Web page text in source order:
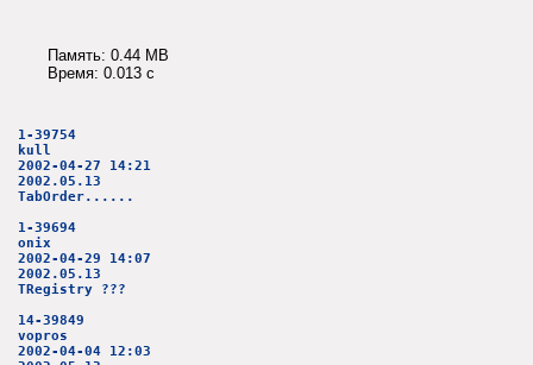
Память: 0.44 MB
Время: 0.013 c
1-39754
kull
2002-04-27 14:21
2002.05.13
TabOrder......
1-39694
onix
2002-04-29 14:07
2002.05.13
TRegistry ???
14-39849
vopros
2002-04-04 12:03